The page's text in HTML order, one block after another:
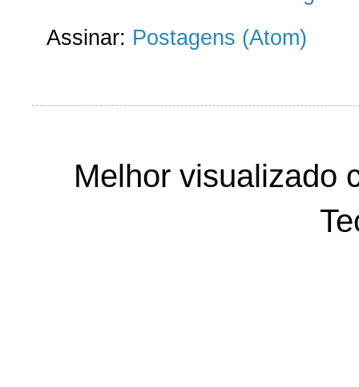
Assinar: Postagens (Atom)
Melhor visualizado